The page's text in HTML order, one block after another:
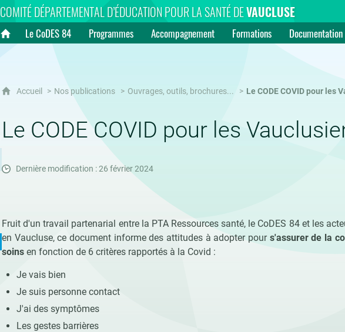
COMITÉ DÉPARTEMENTAL D’ÉDUCATION POUR LA SANTÉ DEVAUCLUSE
Accueil
Le CoDES 84 Programmes Accompagnement Formations Documentation
Accueil Nos publications Ouvrages, outils, brochures... Le CODE COVID pour les
Le CODE COVID pour les
Dernière modification : 26 février 2024
Fruit d'un travail partenarial entre la PTA Ressources santé, le CoDES 84 et les
en Vaucluse, ce document informe des attitudes à adopter pour s'assurer de la
soinsen fonction de 6 critères rapportés à la Covid :
Je vais bien
Je suis personne contact
J'ai des symptômes
Les gestes barrières